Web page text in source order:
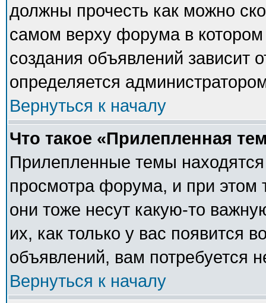
должны прочесть как можно
самом верху форума в
создания объявлений зависит
определяется
Вернуться к началу
Что такое «Прилепленная
Прилепленные темы
просмотра форума, и при этом
они тоже несут какую-то
их, как только у вас появится
объявлений, вам потребуется
Вернуться к началу